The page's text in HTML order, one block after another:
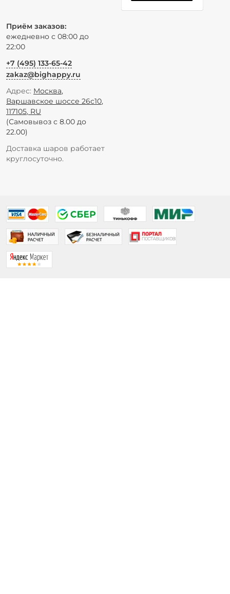
Приём заказов:
ежедневно с 08:00 до
22:00
+7 (495) 133-65-42
zakaz@bighappy.ru
Адрес: Москва,
Варшавское шоссе 26с10,
117105, RU
(Самовывоз с 8.00 до
22.00)
Доставка шаров работает
круглосуточно.